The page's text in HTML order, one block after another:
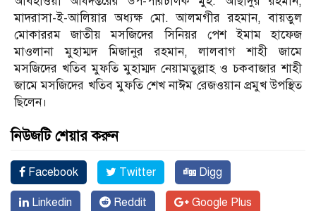
মাদরাসা-ই-আলিয়ার অধ্যক্ষ মো. আলমগীর রহমান, বায়তুল
মোকাররম জাতীয় মসজিদের সিনিয়র পেশ ইমাম হাফেজ
মাওলানা মুহাম্মদ মিজানুর রহমান, লালবাগ শাহী জামে
মসজিদের খতিব মুফতি মুহাম্মদ নেয়ামতুল্লাহ ও চকবাজার শাহী
জামে মসজিদের খতিব মুফতি শেখ নাঈম রেজওয়ান প্রমুখ উপস্থিত
ছিলেন।
নিউজটি শেয়ার করুন
Facebook Twitter Digg
Linkedin Reddit Google Plus